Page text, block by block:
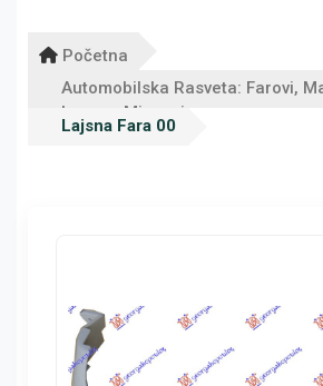
Početna
Automobilska Rasveta: Farovi,
Lampe, Migavci
Lajsna Fara 00